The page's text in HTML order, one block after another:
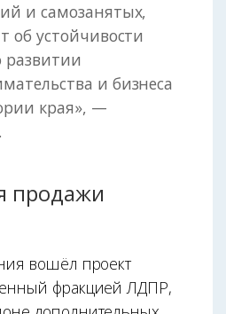
и самозанятых,
об устойчивости
и бизнеса
края», —
.
продажи
вошёл проект
фракцией ЛДПР,